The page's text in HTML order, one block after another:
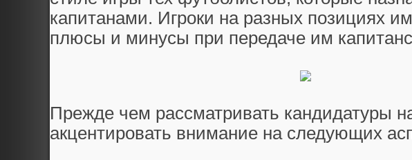
капитанами. Игроки на разных позициях
плюсы и минусы при передаче им
Прежде чем рассматривать кандидатуры
акцентировать внимание на следующих